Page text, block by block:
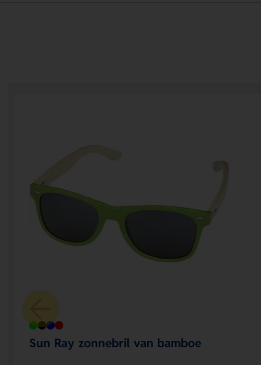
Sun Ray zonnebril van bamboe